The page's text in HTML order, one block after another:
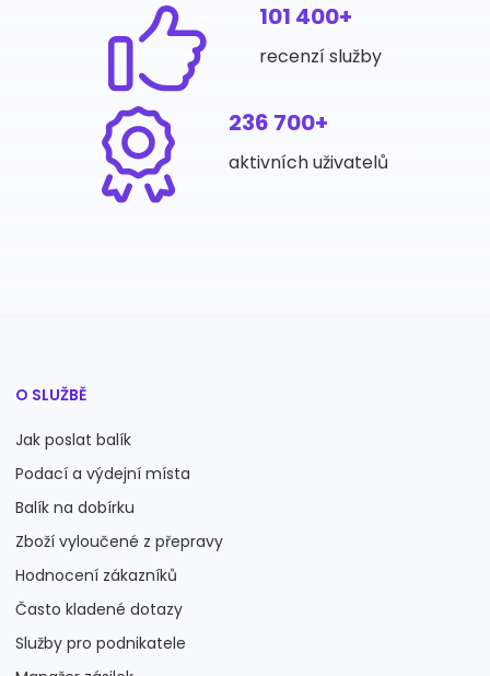
101 400+
recenzí služby
236 700+
aktivních uživatelů
O SLUŽBĚ
Jak poslat balík
Podací a výdejní místa
Balík na dobírku
Zboží vyloučené z přepravy
Hodnocení zákazníků
Často kladené dotazy
Služby pro podnikatele